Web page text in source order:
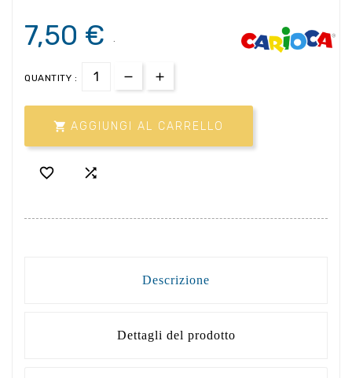
7,50 € .
QUANTITY :
 AGGIUNGI AL CARRELLO
 
Descrizione
Dettagli del prodotto